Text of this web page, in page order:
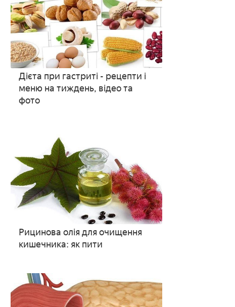
Дієта при гастриті - рецепти і
меню на тиждень, відео та
фото
Рицинова олія для очищення
кишечника: як пити